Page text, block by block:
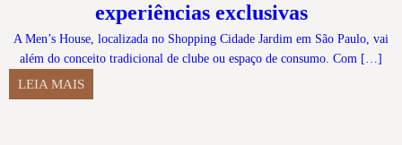
experiências exclusivas
A Men’s House, localizada no Shopping Cidade Jardim em São Paulo, vai
além do conceito tradicional de clube ou espaço de consumo. Com […]
LEIA MAIS